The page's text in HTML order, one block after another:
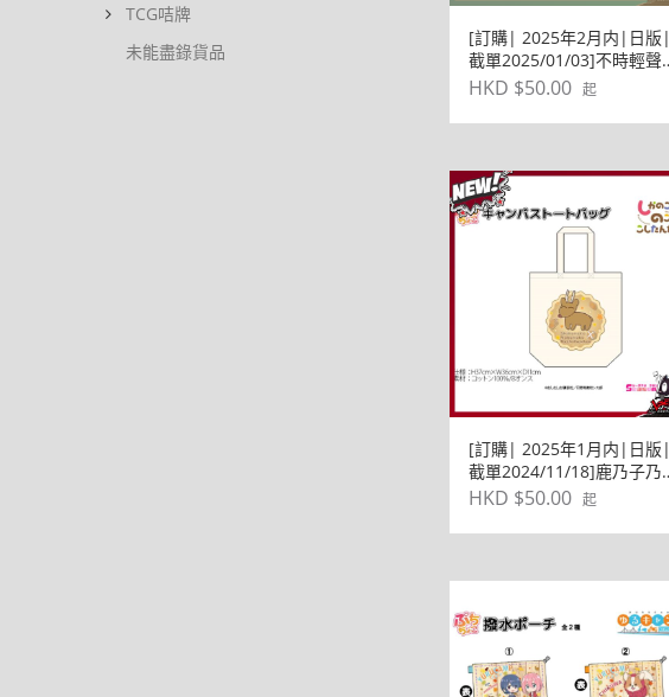
TCG咭牌
未能盡錄貨品
[訂購| 2025年2月内|日版|
截單2025/01/03]不時輕聲
地以俄語遮羞的鄰座艾莉同
HKD $50.00 起
[訂購| 2025年1月内|日版|
截單2024/11/18]鹿乃子乃
子乃子虎視眈眈 ぷちちょこ
HKD $50.00 起